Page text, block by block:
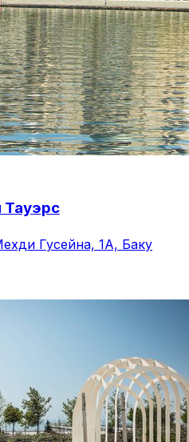
Гусейна, 1A, Баку